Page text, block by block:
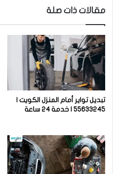
مقالات ذات صلة
تبديل تواير أمام المنزل الكويت |
55633245 | خدمة 24 ساعة